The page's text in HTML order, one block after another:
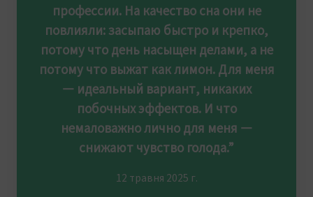
профессии. На качество сна они не
повлияли: засыпаю быстро и крепко,
потому что день насыщен делами, а не
потому что выжат как лимон. Для меня
— идеальный вариант, никаких
побочных эффектов. И что
немаловажно лично для меня —
снижают чувство голода.”
12 травня 2025 г.